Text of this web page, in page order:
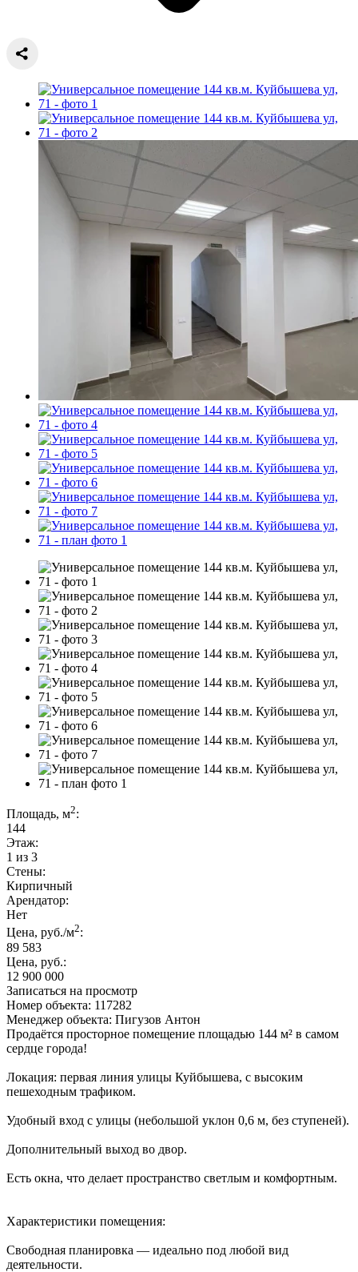
Площадь, м2:
144
Этаж:
1 из 3
Стены:
Кирпичный
Арендатор:
Нет
Цена, руб./м2:
89 583
Цена, руб.:
12 900 000
Записаться на просмотр
Номер объекта: 117282
Менеджер объекта: Пигузов Антон
Продаётся просторное помещение площадью 144 м² в самом
сердце города!
Локация: первая линия улицы Куйбышева, с высоким
пешеходным трафиком.
Удобный вход с улицы (небольшой уклон 0,6 м, без ступеней).
Дополнительный выход во двор.
Есть окна, что делает пространство светлым и комфортным.
Характеристики помещения:
Свободная планировка — идеально под любой вид
деятельности.